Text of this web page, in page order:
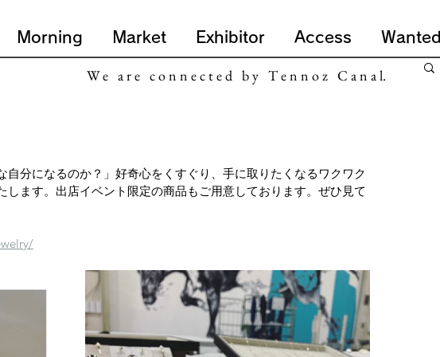
Morning Market Exhibitor Access Wanted
自分になるのか？」好奇心をくすぐり、手に取りたくなるワクワク
ます。出店イベント限定の商品もご用意しております。ぜひ見て
W e a r e c o n n e c t e d b y T e n n o z C a n a l.